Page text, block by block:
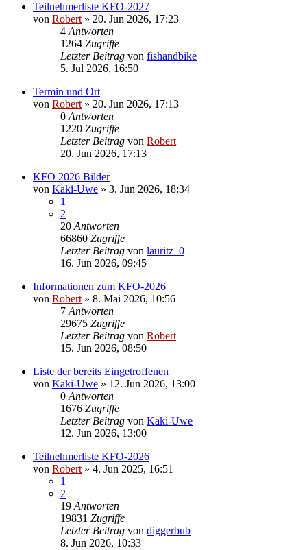
Teilnehmerliste KFO-2027
von Robert » 20. Jun 2026, 17:23
4 Antworten
1264 Zugriffe
Letzter Beitrag von fishandbike
5. Jul 2026, 16:50
Termin und Ort
von Robert » 20. Jun 2026, 17:13
0 Antworten
1220 Zugriffe
Letzter Beitrag von Robert
20. Jun 2026, 17:13
KFO 2026 Bilder
von Kaki-Uwe » 3. Jun 2026, 18:34
1
2
20 Antworten
66860 Zugriffe
Letzter Beitrag von lauritz_0
16. Jun 2026, 09:45
Informationen zum KFO-2026
von Robert » 8. Mai 2026, 10:56
7 Antworten
29675 Zugriffe
Letzter Beitrag von Robert
15. Jun 2026, 08:50
Liste der bereits Eingetroffenen
von Kaki-Uwe » 12. Jun 2026, 13:00
0 Antworten
1676 Zugriffe
Letzter Beitrag von Kaki-Uwe
12. Jun 2026, 13:00
Teilnehmerliste KFO-2026
von Robert » 4. Jun 2025, 16:51
1
2
19 Antworten
19831 Zugriffe
Letzter Beitrag von diggerbub
8. Jun 2026, 10:33